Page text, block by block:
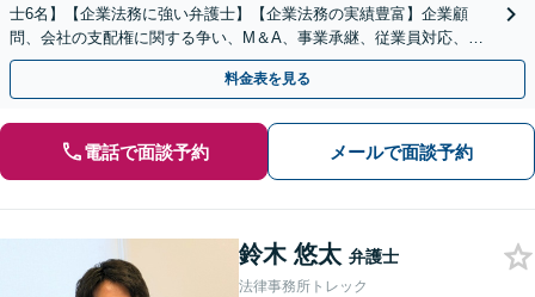
士6名】【企業法務に強い弁護士】【企業法務の実績豊富】企業顧
問、会社の支配権に関する争い、M＆A、事業承継、従業員対応、取
引先のトラブル、債権回収等につき豊富な対応実績
料金表を見る
電話で面談予約 メールで面談予約
鈴木 悠太 弁護士
法律事務所トレック